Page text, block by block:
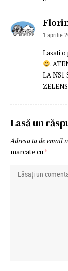
1 aprilie
Lasati o
.
LA NS1
Lasă un
Adresa ta de email
marcate cu*